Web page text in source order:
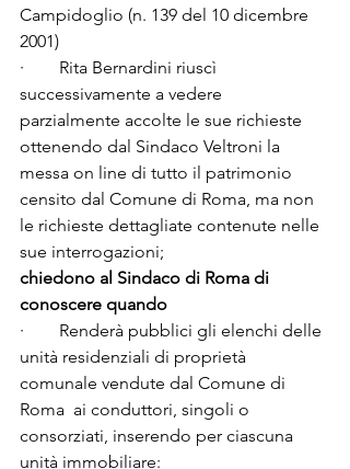
Campidoglio (n. 139 del 10 dicembre
2001)
·        Rita Bernardini riuscì
successivamente a vedere
parzialmente accolte le sue richieste
ottenendo dal Sindaco Veltroni la
messa on line di tutto il patrimonio
censito dal Comune di Roma, ma non
le richieste dettagliate contenute nelle
chiedono al Sindaco di Roma di
conoscere quando
·        Renderà pubblici gli elenchi delle
unità residenziali di proprietà
comunale vendute dal Comune di
Roma  ai conduttori, singoli o
consorziati, inserendo per ciascuna
unità immobiliare: